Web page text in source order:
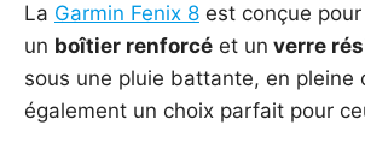
La Garmin Fenix 8 est conçue
un boîtier renforcé et un verre
sous une pluie battante, en pleine
également un choix parfait pour